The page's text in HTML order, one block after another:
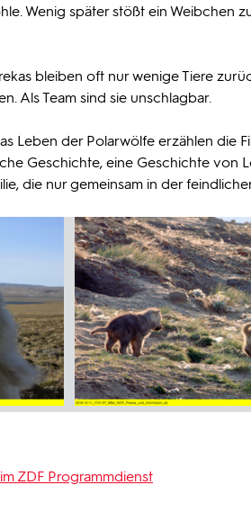
Wenig später stößt ein Weibchen
bleiben oft nur wenige Tiere
Als Team sind sie unschlagbar.
Leben der Polarwölfe erzählen die
Geschichte, eine Geschichte von
die nur gemeinsam in der
ZDF Programmdienst